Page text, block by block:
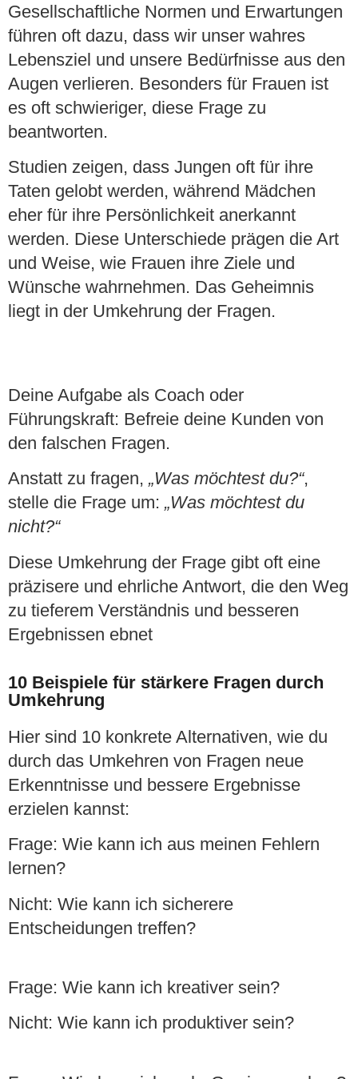
Gesellschaftliche Normen und Erwartungen
führen oft dazu, dass wir unser wahres
Lebensziel und unsere Bedürfnisse aus den
Augen verlieren. Besonders für Frauen ist
es oft schwieriger, diese Frage zu
beantworten.
Studien zeigen, dass Jungen oft für ihre
Taten gelobt werden, während Mädchen
eher für ihre Persönlichkeit anerkannt
werden. Diese Unterschiede prägen die Art
und Weise, wie Frauen ihre Ziele und
Wünsche wahrnehmen. Das Geheimnis
liegt in der Umkehrung der Fragen.
Deine Aufgabe als Coach oder
Führungskraft: Befreie deine Kunden von
den falschen Fragen.
Anstatt zu fragen, „Was möchtest du?“,
stelle die Frage um: „Was möchtest du
nicht?“
Diese Umkehrung der Frage gibt oft eine
präzisere und ehrliche Antwort, die den Weg
zu tieferem Verständnis und besseren
Ergebnissen ebnet
10 Beispiele für stärkere Fragen durch
Umkehrung
Hier sind 10 konkrete Alternativen, wie du
durch das Umkehren von Fragen neue
Erkenntnisse und bessere Ergebnisse
erzielen kannst:
Frage: Wie kann ich aus meinen Fehlern
lernen?
Nicht: Wie kann ich sicherere
Entscheidungen treffen?
Frage: Wie kann ich kreativer sein?
Nicht: Wie kann ich produktiver sein?